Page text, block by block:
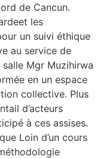
de Cancun.
les
un suivi éthique
au service de
salle Mgr Muzihirwa
en un espace
collective. Plus
d’acteurs
à ces assises.
Loin d’un cours